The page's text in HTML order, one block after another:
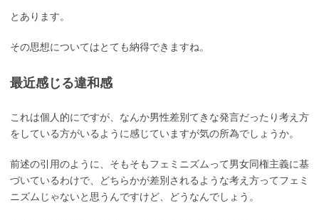
とあります。
その思想についてはとても納得できますね。
最近感じる違和感
これは個人的にですが、なんか男性差別てきな発言だったり考え方
をしている方がいるように感じていますが気の所為でしょうか。
前述の引用のように、そもそもフェミニズムって男女同権主義に基
づいているわけで、どちらかが差別されるような考え方ってフェミ
ニズムじゃないと思うんですけど、どうなんでしょう。